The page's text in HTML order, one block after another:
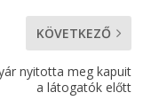
KÖVETKEZŐ
nyitotta meg kapuit
a látogatók előtt